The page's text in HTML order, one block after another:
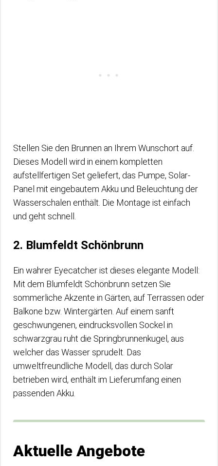
Stellen Sie den Brunnen an Ihrem Wunschort auf.
Dieses Modell wird in einem kompletten
aufstellfertigen Set geliefert, das Pumpe, Solar-
Panel mit eingebautem Akku und Beleuchtung der
Wasserschalen enthält. Die Montage ist einfach
und geht schnell.
2. Blumfeldt Schönbrunn
Ein wahrer Eyecatcher ist dieses elegante Modell:
Mit dem Blumfeldt Schönbrunn setzen Sie
sommerliche Akzente in Gärten, auf Terrassen oder
Balkone bzw. Wintergärten. Auf einem sanft
geschwungenen, eindrucksvollen Sockel in
schwarzgrau ruht die Springbrunnenkugel, aus
welcher das Wasser sprudelt. Das
umweltfreundliche Modell, das durch Solar
betrieben wird, enthält im Lieferumfang einen
passenden Akku.
Aktuelle Angebote